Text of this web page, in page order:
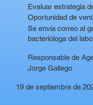
Evaluar estrategia
Oportunidad de
Se envía correo al
bacterióloga del
Responsable de
Jorge Gallego
19 de septiembre de